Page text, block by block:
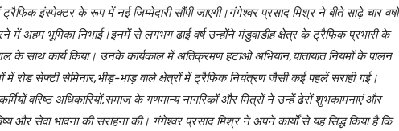
इंस्पेक्टर के रूप में नई जिम्मेदारी सौंपी जाएगी।गंगेश्वर प्रसाद मिश्र ने बीते साढ़े चार वर्षों
में अहम भूमिका निभाई।इनमें से लगभग ढाई वर्ष उन्होंने मंडुवाडीह क्षेत्र के ट्रैफिक प्रभारी के
के साथ कार्य किया। उनके कार्यकाल में अतिक्रमण हटाओ अभियान,यातायात नियमों के पालन
सेफ्टी सेमिनार,भीड़-भाड़ वाले क्षेत्रों में ट्रैफिक नियंत्रण जैसी कई पहलें सराही गई।
वरिष्ठ अधिकारियों,समाज के गणमान्य नागरिकों और मित्रों ने उन्हें ढेरों शुभकामनाएं और
और सेवा भावना की सराहना की। गंगेश्वर प्रसाद मिश्र ने अपने कार्यों से यह सिद्ध किया है कि